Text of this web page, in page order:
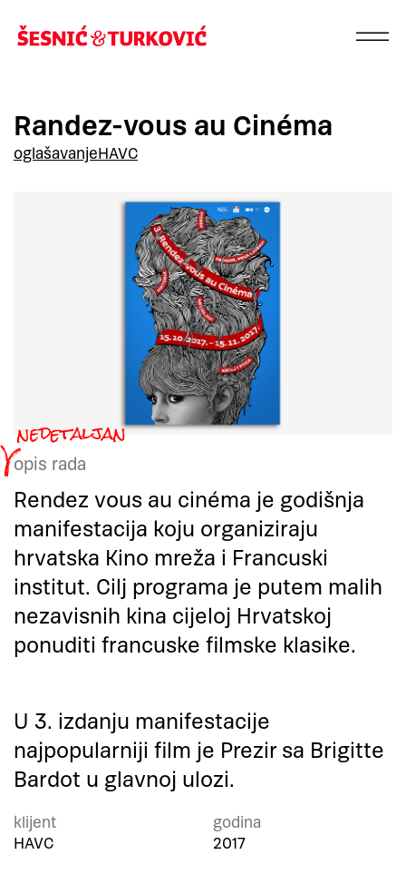
Randez-vous au Cinéma
oglašavanjeHAVC
opis rada
Rendez vous au cinéma je godišnja
manifestacija koju organiziraju
hrvatska Kino mreža i Francuski
institut. Cilj programa je putem malih
nezavisnih kina cijeloj Hrvatskoj
ponuditi francuske filmske klasike.
U 3. izdanju manifestacije
najpopularniji film je Prezir sa Brigitte
Bardot u glavnoj ulozi.
klijent
HAVC
godina
2017